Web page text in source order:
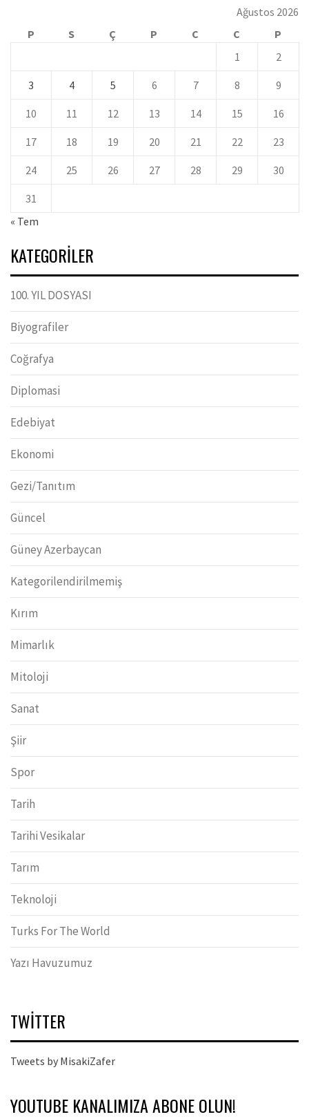
Ağustos 2026
P
S Ç P C C
P
1
2
3 4 5 6 7 8 9
10 11 12 13 14 15 16
17 18 19 20 21 22 23
24 25 26 27 28 29 30
31
« Tem
KATEGORILER
100. YIL DOSYASI
Biyografiler
Coğrafya
Diplomasi
Edebiyat
Ekonomi
Gezi/Tanıtım
Güncel
Güney Azerbaycan
Kategorilendirilmemiş
Kırım
Mimarlık
Mitoloji
Sanat
Şiir
Spor
Tarih
Tarihi Vesikalar
Tarım
Teknoloji
Turks For The World
Yazı Havuzumuz
TWITTER
Tweets by MisakiZafer
YOUTUBE KANALIMIZA ABONE OLUN!